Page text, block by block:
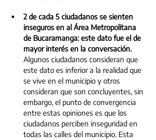
2 de cada 5 ciudadanos se sienten
inseguros en al Área Metropolitana
de Bucaramanga: este dato fue el de
mayor interés en la conversación.
Algunos ciudadanos consideran que
este dato es inferior a la realidad que
se vive en el municipio y otros
consideran que son concluyentes, sin
embargo, el punto de convergencia
entre estas opiniones es que los
ciudadanos perciben inseguridad en
todas las calles del municipio. Esta